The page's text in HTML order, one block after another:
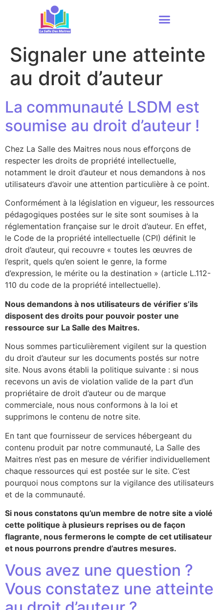
Signaler une atteinte
au droit d’auteur
La communauté LSDM est
soumise au droit d’auteur !
Chez La Salle des Maitres nous nous efforçons de
respecter les droits de propriété intellectuelle,
notamment le droit d’auteur et nous demandons à nos
utilisateurs d’avoir une attention particulière à ce point.
Conformément à la législation en vigueur, les ressources
pédagogiques postées sur le site sont soumises à la
réglementation française sur le droit d’auteur. En effet,
le Code de la propriété intellectuelle (CPI) définit le
droit d’auteur, qui recouvre « toutes les œuvres de
l’esprit, quels qu’en soient le genre, la forme
d’expression, le mérite ou la destination » (article L.112-
110 du code de la propriété intellectuelle).
Nous demandons à nos utilisateurs de vérifier s’ils
disposent des droits pour pouvoir poster une
ressource sur La Salle des Maitres.
Nous sommes particulièrement vigilent sur la question
du droit d’auteur sur les documents postés sur notre
site. Nous avons établi la politique suivante : si nous
recevons un avis de violation valide de la part d’un
propriétaire de droit d’auteur ou de marque
commerciale, nous nous conformons à la loi et
supprimons le contenu de notre site.
En tant que fournisseur de services hébergeant du
contenu produit par notre communauté, La Salle des
Maitres n’est pas en mesure de vérifier individuellement
chaque ressources qui est postée sur le site. C’est
pourquoi nous comptons sur la vigilance des utilisateurs
et de la communauté.
Si nous constatons qu’un membre de notre site a violé
cette politique à plusieurs reprises ou de façon
flagrante, nous fermerons le compte de cet utilisateur
et nous pourrons prendre d’autres mesures.
Vous avez une question ?
Vous constatez une atteinte